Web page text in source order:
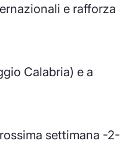
e rafforza
Calabria) e a
settimana -2-